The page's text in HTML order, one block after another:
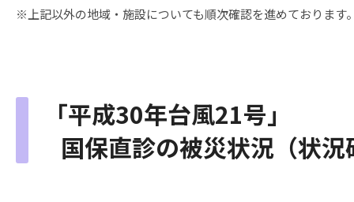
※上記以外の地域・施設についても順次確認を進めております
「平成30年台風21号」
国保直診の被災状況（状況